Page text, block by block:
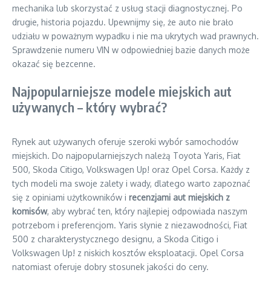
mechanika lub skorzystać z usług stacji diagnostycznej. Po
drugie, historia pojazdu. Upewnijmy się, że auto nie brało
udziału w poważnym wypadku i nie ma ukrytych wad prawnych.
Sprawdzenie numeru VIN w odpowiedniej bazie danych może
okazać się bezcenne.
Najpopularniejsze modele miejskich aut
używanych – który wybrać?
Rynek aut używanych oferuje szeroki wybór samochodów
miejskich. Do najpopularniejszych należą Toyota Yaris, Fiat
500, Skoda Citigo, Volkswagen Up! oraz Opel Corsa. Każdy z
tych modeli ma swoje zalety i wady, dlatego warto zapoznać
się z opiniami użytkowników i recenzjami aut miejskich z
komisów, aby wybrać ten, który najlepiej odpowiada naszym
potrzebom i preferencjom. Yaris słynie z niezawodności, Fiat
500 z charakterystycznego designu, a Skoda Citigo i
Volkswagen Up! z niskich kosztów eksploatacji. Opel Corsa
natomiast oferuje dobry stosunek jakości do ceny.